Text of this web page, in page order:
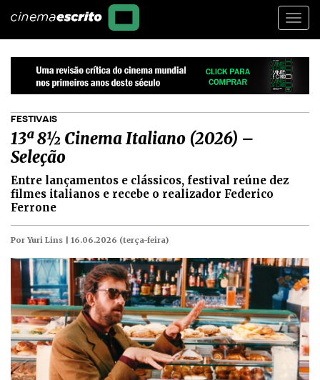
FESTIVAIS
13ª 8½ Cinema Italiano (2026) –
Seleção
Entre lançamentos e clássicos, festival reúne dez
filmes italianos e recebe o realizador Federico
Ferrone
Por Yuri Lins | 16.06.2026 (terça-feira)